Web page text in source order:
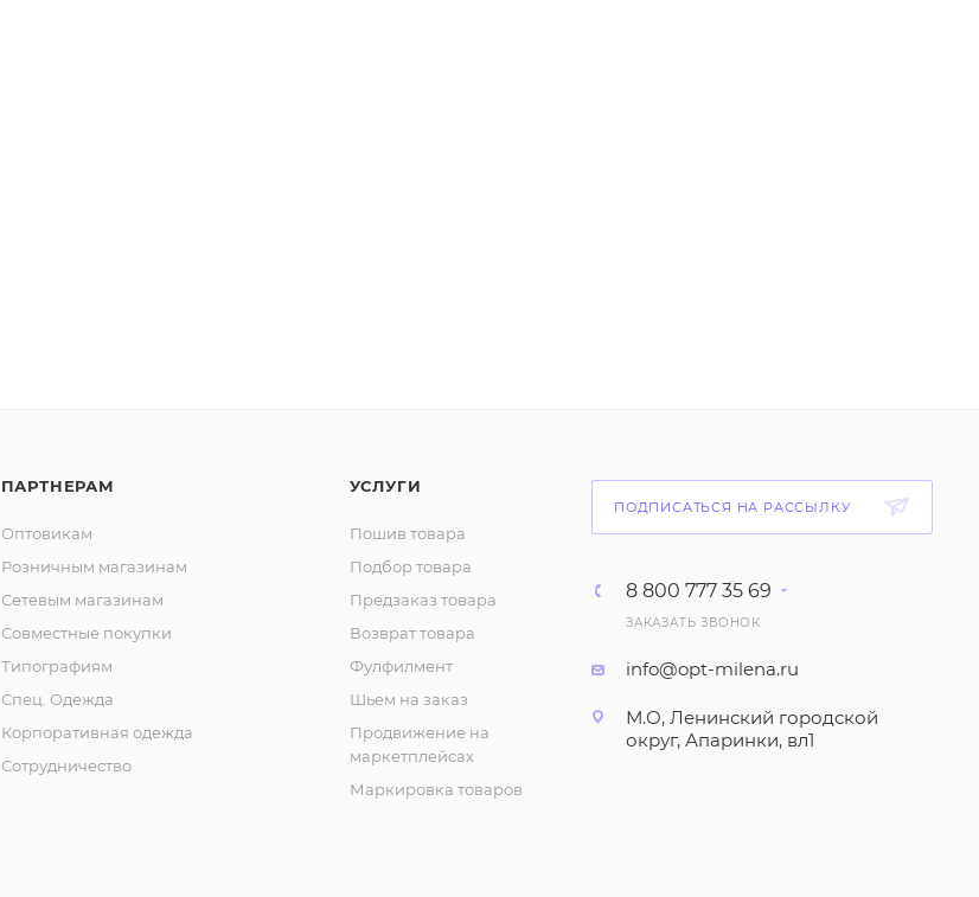
ПАРТНЕРАМ
Оптовикам
Розничным магазинам
Сетевым магазинам
Совместные покупки
Типографиям
Спец. Одежда
Корпоративная одежда
Сотрудничество
УСЛУГИ
Пошив товара
Подбор товара
Предзаказ товара
Возврат товара
Фулфилмент
Шьем на заказ
Продвижение на
маркетплейсах
Маркировка товаров
ПОДПИСАТЬСЯ НА РАССЫЛКУ
8 800 777 35 69
ЗАКАЗАТЬ ЗВОНОК
info@opt-milena.ru
М.О, Ленинский городской
округ, Апаринки, вл1